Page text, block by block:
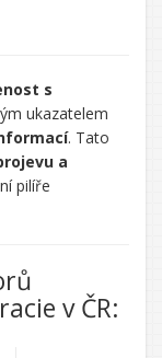
s
ukazatelem
. Tato
a
pilíře
v ČR: